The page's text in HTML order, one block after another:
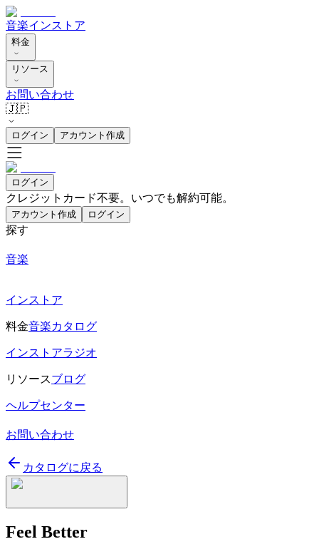
音楽インストア
料金
リソース
お問い合わせ
🇯🇵
ログイン アカウント作成
ログイン
クレジットカード不要。いつでも解約可能。
アカウント作成 ログイン
探す
音楽
インストア
料金音楽カタログ
インストアラジオ
リソースブログ
ヘルプセンター
お問い合わせ
カタログに戻る
Feel Better